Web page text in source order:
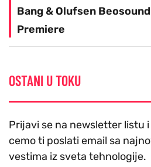
Bang & Olufsen Beosound
Premiere
OSTANI U TOKU
Prijavi se na newsletter listu
cemo ti poslati email sa
vestima iz sveta tehnologije.